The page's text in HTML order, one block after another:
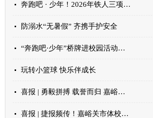
奔跑吧 · 少年！2026年铁人三项青少年夏令营嘉峪关站圆满结营
防溺水“无暑假” 齐携手护安全
“奔跑吧·少年”桥牌进校园活动举行
玩转小篮球 快乐伴成长
喜报 | 勇毅拼搏 载誉而归 嘉峪关市体校健儿征战省十六运会摔跤项目斩获5金5银8铜
喜报 | 捷报频传！嘉峪关市体校运动员征战2026年全国U系列田径联赛（第二站·重庆站）斩获百米...